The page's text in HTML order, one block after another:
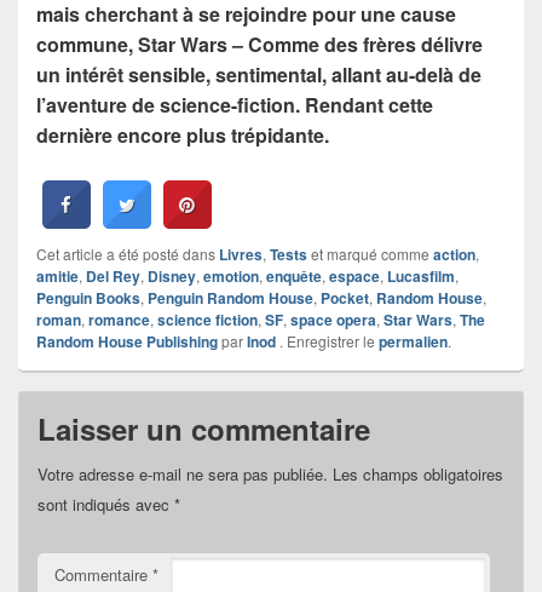
mais cherchant à se rejoindre pour une cause
commune, Star Wars – Comme des frères délivre
un intérêt sensible, sentimental, allant au-delà de
l’aventure de science-fiction. Rendant cette
dernière encore plus trépidante.
Cet article a été posté dans Livres, Testset marqué comme action,
amitie, Del Rey, Disney, emotion, enquête, espace, Lucasfilm,
Penguin Books, Penguin Random House, Pocket, Random House,
roman, romance, science fiction, SF, space opera, Star Wars, The
Random House PublishingparInod . Enregistrer le permalien.
Laisser un commentaire
Votre adresse e-mail ne sera pas publiée. Les champs obligatoires
sont indiqués avec *
Commentaire *